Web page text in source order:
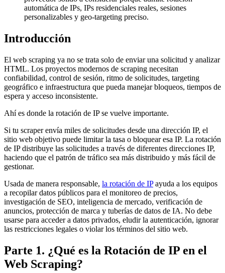
automática de IPs, IPs residenciales reales, sesiones
personalizables y geo-targeting preciso.
Introducción
El web scraping ya no se trata solo de enviar una solicitud y analizar
HTML. Los proyectos modernos de scraping necesitan
confiabilidad, control de sesión, ritmo de solicitudes, targeting
geográfico e infraestructura que pueda manejar bloqueos, tiempos de
espera y acceso inconsistente.
Ahí es donde la rotación de IP se vuelve importante.
Si tu scraper envía miles de solicitudes desde una dirección IP, el
sitio web objetivo puede limitar la tasa o bloquear esa IP. La rotación
de IP distribuye las solicitudes a través de diferentes direcciones IP,
haciendo que el patrón de tráfico sea más distribuido y más fácil de
gestionar.
Usada de manera responsable, la rotación de IPayuda a los equipos
a recopilar datos públicos para el monitoreo de precios,
investigación de SEO, inteligencia de mercado, verificación de
anuncios, protección de marca y tuberías de datos de IA. No debe
usarse para acceder a datos privados, eludir la autenticación, ignorar
las restricciones legales o violar los términos del sitio web.
Parte 1. ¿Qué es la Rotación de IP en el
Web Scraping?